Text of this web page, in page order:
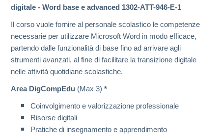
digitale - Word base e advanced 1302-ATT-946-E-1
Il corso vuole fornire al personale scolastico le competenze
necessarie per utilizzare Microsoft Word in modo efficace,
partendo dalle funzionalità di base fino ad arrivare agli
strumenti avanzati, al fine di facilitare la transizione digitale
nelle attività quotidiane scolastiche.
Area DigCompEdu (Max 3) *
Coinvolgimento e valorizzazione professionale
Risorse digitali
Pratiche di insegnamento e apprendimento